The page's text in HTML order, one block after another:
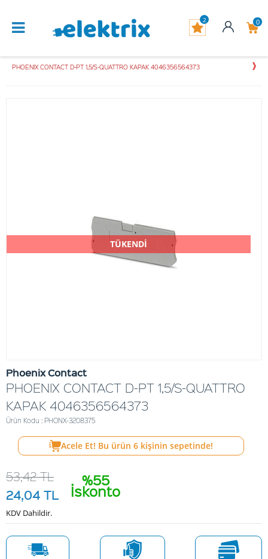
0
2
PHOENIX CONTACT D-PT 1,5/S-QUATTRO KAPAK 4046356564373
TÜKENDİ
Phoenix Contact
PHOENIX CONTACT D-PT 1,5/S-QUATTRO
KAPAK 4046356564373
Ürün Kodu : PHONX-3208375
Acele Et! Bu ürün 6 kişinin sepetinde!
%55
İskonto
53,42TL
24,04 TL
KDV Dahildir.